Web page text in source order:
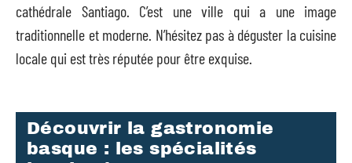
cathédrale Santiago. C’est une ville qui a une image
traditionnelle et moderne. N’hésitez pas à déguster la cuisine
locale qui est très réputée pour être exquise.
Découvrir la gastronomie
basque : les spécialités